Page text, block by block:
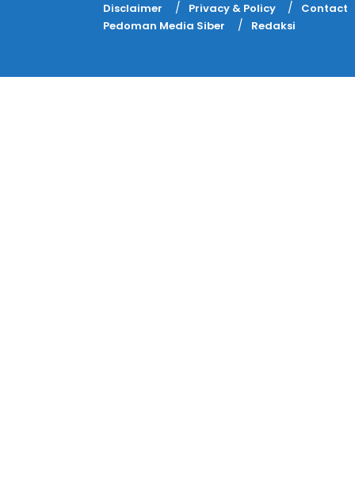
Disclaimer Privacy & Policy
Contact
Pedoman Media Siber
Redaksi